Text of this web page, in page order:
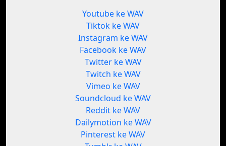
Youtube ke WAV
Tiktok ke WAV
Instagram ke WAV
Facebook ke WAV
Twitter ke WAV
Twitch ke WAV
Vimeo ke WAV
Soundcloud ke WAV
Reddit ke WAV
Dailymotion ke WAV
Pinterest ke WAV